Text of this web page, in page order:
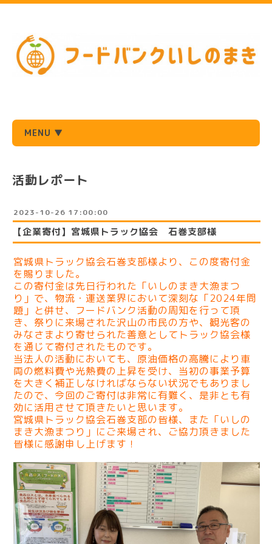
MENU ▼
活動レポート
2023-10-26 17:00:00
【企業寄付】宮城県トラック協会 石巻支部様
宮城県トラック協会石巻支部様より、この度寄付金
を賜りました。
この寄付金は先日行われた「いしのまき大漁まつ
り」で、物流・運送業界において深刻な「2024年問
題」と併せ、フードバンク活動の周知を行って頂
き、祭りに来場された沢山の市民の方や、観光客の
みなさまより寄せられた善意としてトラック協会様
を通じて寄付されたものです。
当法人の活動においても、原油価格の高騰により車
両の燃料費や光熱費の上昇を受け、当初の事業予算
を大きく補正しなければならない状況でもありまし
たので、今回のご寄付は非常に有難く、是非とも有
効に活用させて頂きたいと思います。
宮城県トラック協会石巻支部の皆様、また「いしの
まき大漁まつり」にご来場され、ご協力頂きました
皆様に感謝申し上げます！